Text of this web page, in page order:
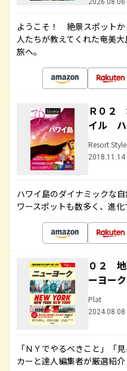
2026.08.06
ようこそ！ 絶景スポットか
人たちが教えてくれた奄美
旅へ。
Ｒ０２
イル ハ
Resort Style
2018.11.14
ハワイ島のダイナミックな
ワースポットも数多く、進
０２
ーヨーク
Plat
2024.08.08
「ＮＹでやるべきこと」「
カーと達人編集者が厳選紹